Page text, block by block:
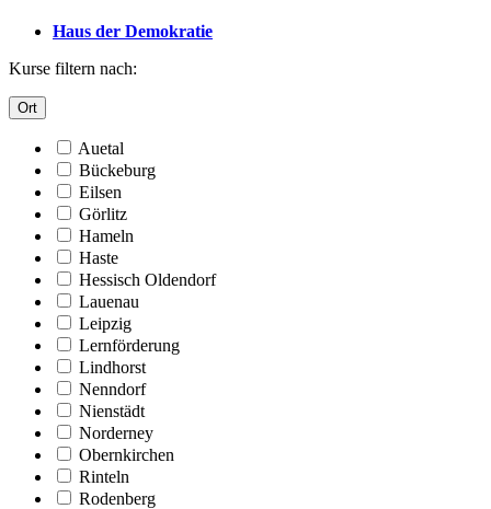
Haus der Demokratie
Kurse filtern nach:
Ort
Auetal
Bückeburg
Eilsen
Görlitz
Hameln
Haste
Hessisch Oldendorf
Lauenau
Leipzig
Lernförderung
Lindhorst
Nenndorf
Nienstädt
Norderney
Obernkirchen
Rinteln
Rodenberg